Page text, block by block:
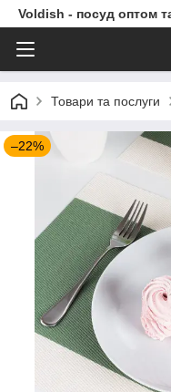
Voldish - посуд оптом
Товари та послуги
–22%